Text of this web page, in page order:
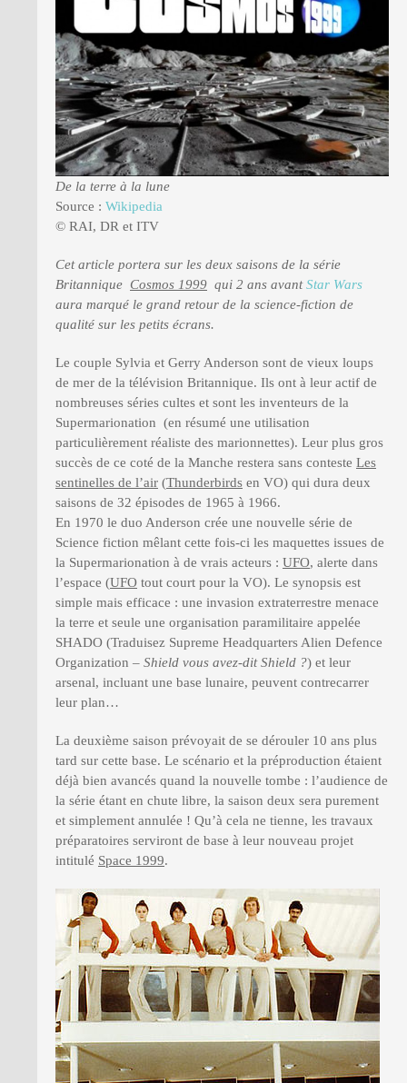
PRESSE
De la terre à la lune
Source : Wikipedia
© RAI, DR et ITV
Cet article portera sur les deux saisons de la série
Britannique Cosmos 1999 qui 2 ans avantStar Wars
aura marqué le grand retour de la science-fiction de
qualité sur les petits écrans.
Le couple Sylvia et Gerry Anderson sont de vieux loups
de mer de la télévision Britannique. Ils ont à leur actif de
nombreuses séries cultes et sont les inventeurs de la
Supermarionation (en résumé une utilisation
particulièrement réaliste des marionnettes). Leur plus gros
succès de ce coté de la Manche restera sans conteste Les
sentinelles de l’air (Thunderbirds en VO) qui dura deux
saisons de 32 épisodes de 1965 à 1966.
En 1970 le duo Anderson crée une nouvelle série de
Science fiction mêlant cette fois-ci les maquettes issues de
la Supermarionation à de vrais acteurs : UFO, alerte dans
l’espace (UFO tout court pour la VO). Le synopsis est
simple mais efficace : une invasion extraterrestre menace
la terre et seule une organisation paramilitaire appelée
SHADO (Traduisez Supreme Headquarters Alien Defence
Organization – Shield vous avez-dit Shield ?) et leur
arsenal, incluant une base lunaire, peuvent contrecarrer
leur plan…
La deuxième saison prévoyait de se dérouler 10 ans plus
tard sur cette base. Le scénario et la préproduction étaient
déjà bien avancés quand la nouvelle tombe : l’audience de
la série étant en chute libre, la saison deux sera purement
et simplement annulée ! Qu’à cela ne tienne, les travaux
préparatoires serviront de base à leur nouveau projet
intitulé Space 1999.